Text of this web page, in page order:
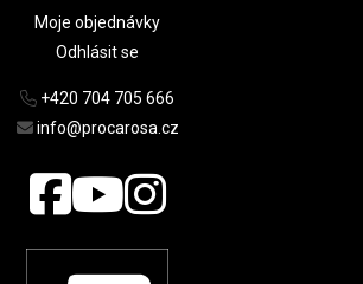
Moje objednávky
Odhlásit se
+420 704 705 666
info@procarosa.cz